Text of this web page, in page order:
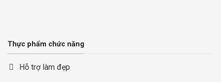
Thực phẩm chức năng
Hỗ trợ làm đẹp